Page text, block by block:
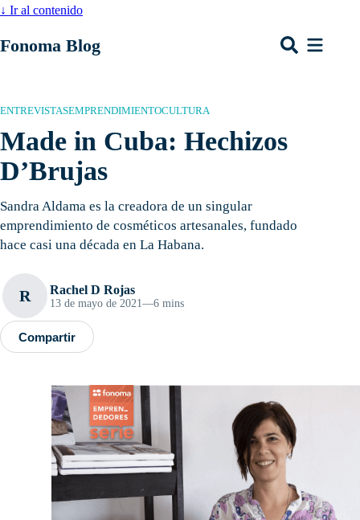
↓ Ir al contenido
Fonoma Blog
ENTREVISTASEMPRENDIMIENTOCULTURA
Made in Cuba: Hechizos
D’Brujas
Sandra Aldama es la creadora de un singular
emprendimiento de cosméticos artesanales, fundado
hace casi una década en La Habana.
R Rachel D Rojas
13 de mayo de 2021 —6 mins
Compartir